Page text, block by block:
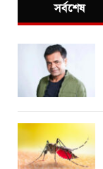
সর্বশেষ